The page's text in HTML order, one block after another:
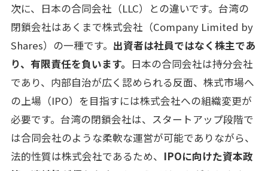
次に、日本の合同会社（LLC）との違いです。台湾の
閉鎖会社はあくまで株式会社（Company Limited by
Shares）の一種です。 出資者は社員ではなく株主であ
り、有限責任を負います。 日本の合同会社は持分会社
であり、内部自治が広く認められる反面、株式市場へ
の上場（IPO）を目指すには株式会社への組織変更が
必要です。台湾の閉鎖会社は、スタートアップ段階で
は合同会社のような柔軟な運営が可能でありながら、
法的性質は株式会社であるため、 IPOに向けた資本政